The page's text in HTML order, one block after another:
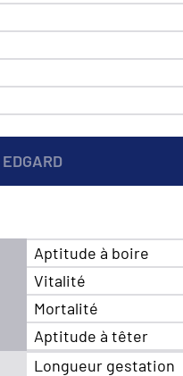
EDGARD
Aptitude à boire
Vitalité
Mortalité
Aptitude à têter
Longueur gestation